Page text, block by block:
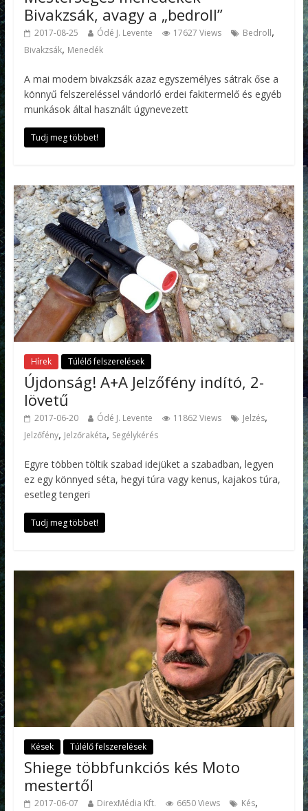
Bivakzsák, avagy a „bedroll”
2017-08-25 Ódé J. Levente 17627 Views Bedroll,
Bivakzsák, Menedék
A mai modern bivakzsák azaz egyszemélyes sátrak őse a
könnyű felszereléssel vándorló erdei fakitermelő és egyéb
munkások által használt úgynevezett
Tudj meg többet!
Hírek Túlélő felszerelések
Újdonság! A+A Jelzőfény indító, 2-
lövetű
2017-06-20 Ódé J. Levente 11862 Views Jelzés,
Jelzőfény, Jelzőrakéta, Segélykérés
Egyre többen töltik szabad idejüket a szabadban, legyen
ez egy könnyed séta, hegyi túra vagy kenus, kajakos túra,
esetleg tengeri
Tudj meg többet!
Kések Túlélő felszerelések
Shiege többfunkciós kés Moto
mestertől
2017-06-07 DirexMédia Kft. 6650 Views Kés,